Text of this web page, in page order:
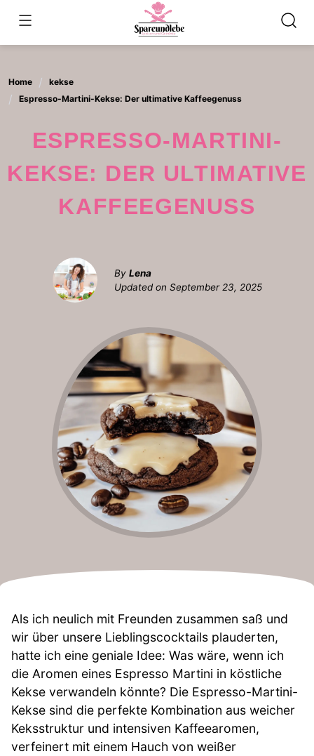
content
Home
kekse
Espresso-Martini-Kekse: Der ultimative Kaffeegenuss
ESPRESSO-MARTINI-
KEKSE: DER ULTIMATIVE
KAFFEEGENUSS
By Lena
Updated on September 23, 2025
Als ich neulich mit Freunden zusammen saß und
wir über unsere Lieblingscocktails plauderten,
hatte ich eine geniale Idee: Was wäre, wenn ich
die Aromen eines Espresso Martini in köstliche
Kekse verwandeln könnte? Die Espresso-Martini-
Kekse sind die perfekte Kombination aus weicher
Keksstruktur und intensiven Kaffeearomen,
verfeinert mit einem Hauch von weißer